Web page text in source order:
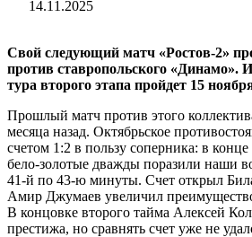
14.11.2025
Свой следующий матч «Ростов-2»
против ставропольского «Динамо».
тура второго этапа пройдет 15
Прошлый матч против этого
месяца назад. Октябрьское
счетом 1:2 в пользу соперника: в
бело-золотые дважды поразили наши
41-й по 43-ю минуты. Счет открыл
Амир Джумаев увеличил
В концовке второго тайма Алексей
престижа, но сравнять счет уже не